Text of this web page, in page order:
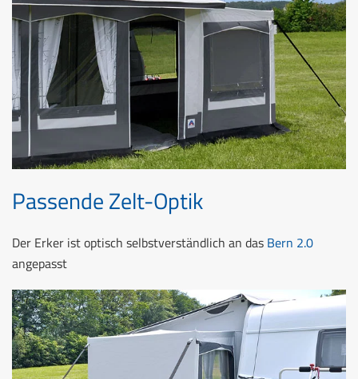
Passende Zelt-Optik
Der Erker ist optisch selbstverständlich an das Bern 2.0
angepasst